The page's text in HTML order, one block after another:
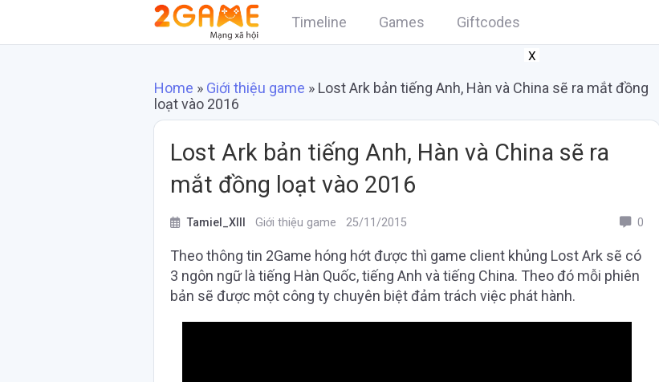
Timeline Games Giftcodes
X
Home » Giới thiệu game » Lost Ark bản tiếng Anh, Hàn và China sẽ ra mắt đồng
loạt vào 2016
Lost Ark bản tiếng Anh, Hàn và China sẽ ra
mắt đồng loạt vào 2016
Tamiel_XIII Giới thiệu game 25/11/2015 0
Theo thông tin 2Game hóng hớt được thì game client khủng Lost Ark sẽ có
3 ngôn ngữ là tiếng Hàn Quốc, tiếng Anh và tiếng China. Theo đó mỗi phiên
bản sẽ được một công ty chuyên biệt đảm trách việc phát hành.